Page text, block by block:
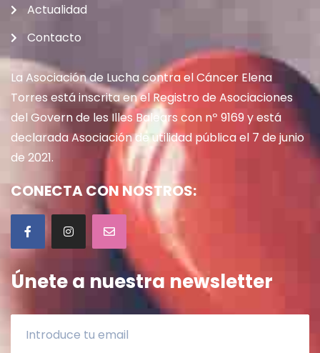
Actualidad
Contacto
La Asociación de Lucha contra el Cáncer Elena
Torres está inscrita en el Registro de Asociaciones
del Govern de les Illes Balears con nº 9169 y está
declarada Asociación de utilidad pública el 7 de junio
de 2021.
CONECTA CON NOSTROS:
Únete a nuestra newsletter